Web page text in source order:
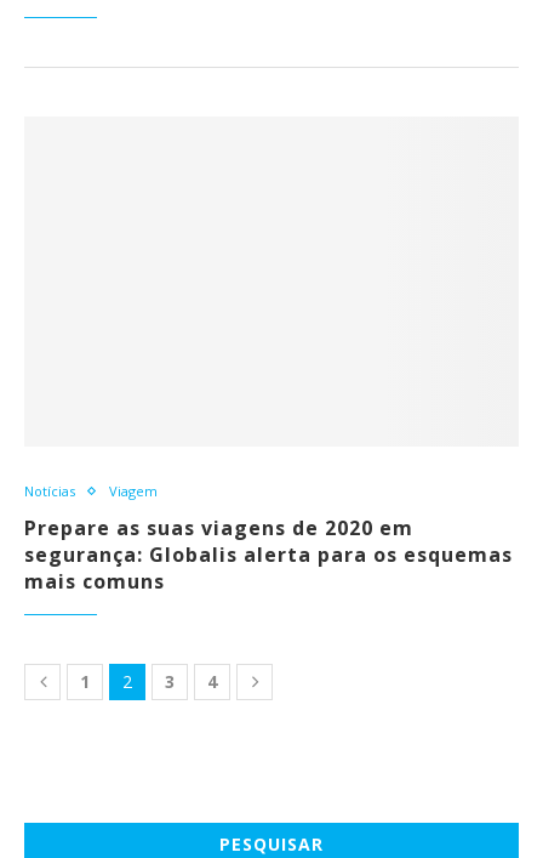
Notícias Viagem
Prepare as suas viagens de 2020 em
segurança: Globalis alerta para os esquemas
mais comuns
1 2 3 4
PESQUISAR